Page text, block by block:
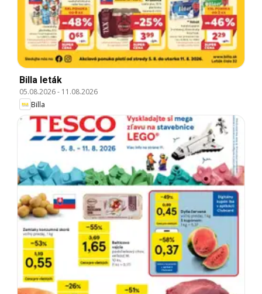
Billa leták
05.08.2026- 11.08.2026
Billa